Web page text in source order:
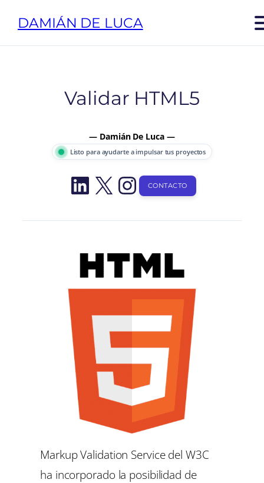
DAMIÁN DE LUCA
Validar HTML5
— Damián De Luca —
Listo para ayudarte a impulsar tus proyectos
LinkedIn
X Instagram
CONTACTO
Markup Validation Service del W3C
ha incorporado la posibilidad de